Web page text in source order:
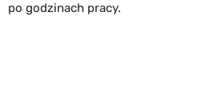
po godzinach pracy.